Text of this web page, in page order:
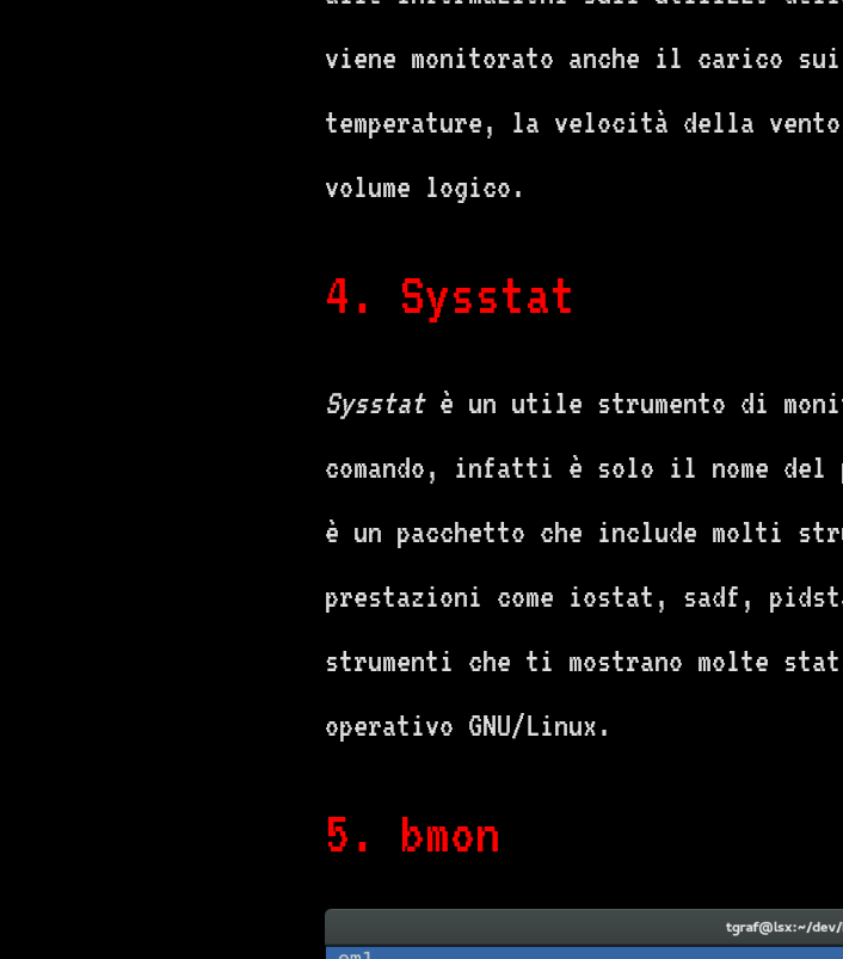
viene monitorato anche il carico
temperature, la velocità della
volume logico.
4. Sysstat
Sysstatè un utile strumento di
comando, infatti è solo il nome
è un pacchetto che include molti
prestazioni come iostat, sadf,
strumenti che ti mostrano molte
operativo GNU/Linux.
5. bmon